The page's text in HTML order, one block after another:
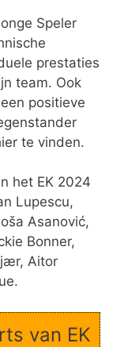
Speler
prestaties
team. Ook
positieve
te vinden.
het EK 2024
Lupescu,
Asanović,
Bonner,
Aitor
van EK